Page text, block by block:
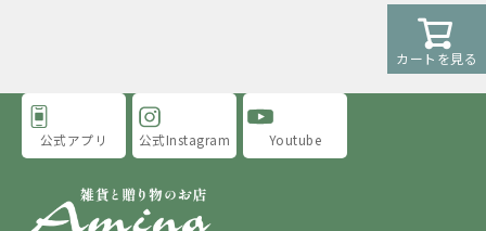
カートを見る
公式アプリ 公式Instagram Youtube